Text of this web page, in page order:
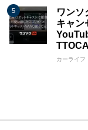
ワンソ
キャン
カーライフ